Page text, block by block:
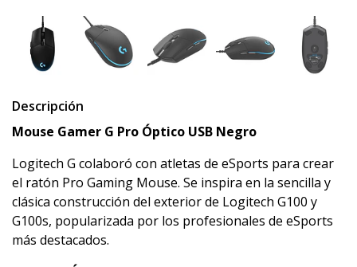
Descripción
Mouse Gamer G Pro Óptico USB Negro
Logitech G colaboró con atletas de eSports para crear
el ratón Pro Gaming Mouse. Se inspira en la sencilla y
clásica construcción del exterior de Logitech G100 y
G100s, popularizada por los profesionales de eSports
más destacados.